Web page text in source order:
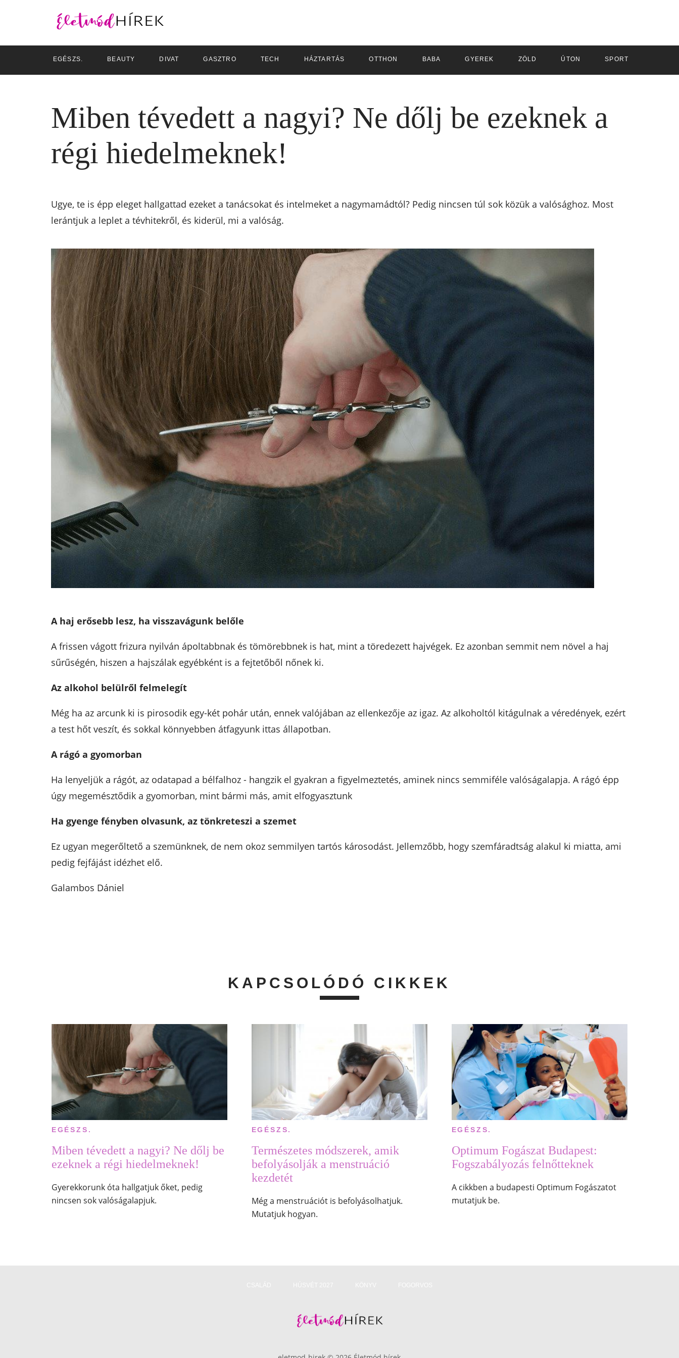
EGÉSZS. BEAUTY DIVAT GASZTRO TECH HÁZTARTÁS OTTHON BABA GYEREK ZÖLD ÚTON SPORT
Miben tévedett a nagyi? Ne dőlj be ezeknek a
régi hiedelmeknek!
Ugye, te is épp eleget hallgattad ezeket a tanácsokat és intelmeket a nagymamádtól? Pedig nincsen túl sok közük a valósághoz. Most
lerántjuk a leplet a tévhitekről, és kiderül, mi a valóság.
A haj erősebb lesz, ha visszavágunk belőle
A frissen vágott frizura nyilván ápoltabbnak és tömörebbnek is hat, mint a töredezett hajvégek. Ez azonban semmit nem növel a haj
sűrűségén, hiszen a hajszálak egyébként is a fejtetőből nőnek ki.
Az alkohol belülről felmelegít
Még ha az arcunk ki is pirosodik egy-két pohár után, ennek valójában az ellenkezője az igaz. Az alkoholtól kitágulnak a véredények, ezért
a test hőt veszít, és sokkal könnyebben átfagyunk ittas állapotban.
A rágó a gyomorban
Ha lenyeljük a rágót, az odatapad a bélfalhoz - hangzik el gyakran a figyelmeztetés, aminek nincs semmiféle valóságalapja. A rágó épp
úgy megemésztődik a gyomorban, mint bármi más, amit elfogyasztunk
Ha gyenge fényben olvasunk, az tönkreteszi a szemet
Ez ugyan megerőltető a szemünknek, de nem okoz semmilyen tartós károsodást. Jellemzőbb, hogy szemfáradtság alakul ki miatta, ami
pedig fejfájást idézhet elő.
Galambos Dániel
KAPCSOLÓDÓ CIKKEK
EGÉSZS.
Miben tévedett a nagyi? Ne dőlj be
ezeknek a régi hiedelmeknek!
Gyerekkorunk óta hallgatjuk őket, pedig
nincsen sok valóságalapjuk.
EGÉSZS.
Természetes módszerek, amik
befolyásolják a menstruáció
kezdetét
Még a menstruációt is befolyásolhatjuk.
Mutatjuk hogyan.
EGÉSZS.
Optimum Fogászat Budapest:
Fogszabályozás felnőtteknek
A cikkben a budapesti Optimum Fogászatot
mutatjuk be.